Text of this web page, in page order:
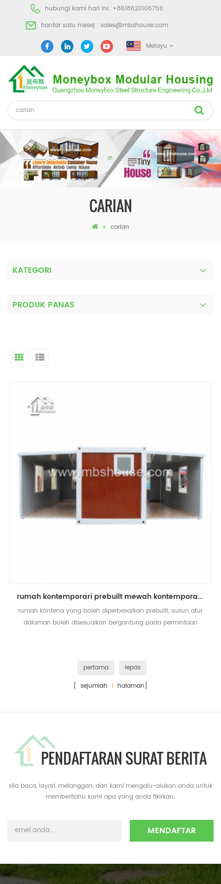
hubungi kami hari ini :+8618620106756
hantar satu mesej : sales@mbshouse.com
Melayu
CARIAN
carian
KATEGORI
PRODUK PANAS
rumah kontemporari prebuilt mewah kontemporari Australia
rumah kontena yang boleh diperbesarkan prebuilt, susun atur
dalaman boleh disesuaikan bergantung pada permintaan
pertama
lepas
[ sejumlah 1 halaman]
PENDAFTARAN SURAT BERITA
sila baca, layari, melanggan, dan kami mengalu-alukan anda untuk
memberitahu kami apa yang anda fikirkan.